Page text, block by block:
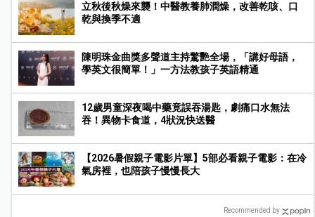
立秋後秋燥來襲！中醫教養肺潤燥，改善乾咳、口
乾與換季不適
陳明珠金曲獎多聲道主持驚艷全場，「講好母語，
學英文很簡單！」一方法教孩子英語精通
12歲男童深夜喝中藥竟誤吞湯匙，劇痛口水無法
吞！異物卡食道，4狀況快送醫
【2026暑假親子電影片單】5部必看親子電影：在冷
氣房裡，也陪孩子慢慢長大
Recommended by